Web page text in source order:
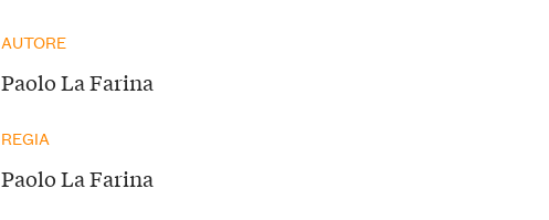
AUTORE
Paolo La Farina
REGIA
Paolo La Farina